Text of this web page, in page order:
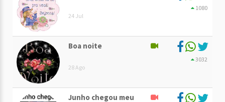
24 Jul
1080
Boa noite
28 Ago
3032
Junho chegou meu